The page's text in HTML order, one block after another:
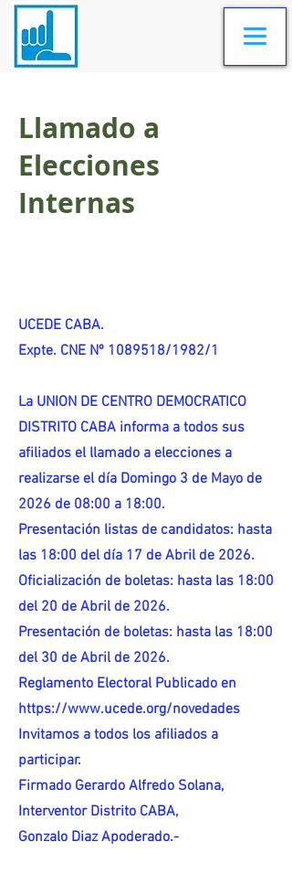
Llamado a
Elecciones
Internas
UCEDE CABA.
Expte. CNE Nº 1089518/1982/1
La UNION DE CENTRO DEMOCRATICO
DISTRITO CABA informa a todos sus
afiliados el llamado a elecciones a
realizarse el día Domingo 3 de Mayo de
2026 de 08:00 a 18:00.
Presentación listas de candidatos: hasta
las 18:00 del día 17 de Abril de 2026.
Oficialización de boletas: hasta las 18:00
del 20 de Abril de 2026.
Presentación de boletas: hasta las 18:00
del 30 de Abril de 2026.
Reglamento Electoral Publicado en
https://www.ucede.org/novedades
Invitamos a todos los afiliados a
participar.
Firmado Gerardo Alfredo Solana,
Interventor Distrito CABA,
Gonzalo Diaz Apoderado.-